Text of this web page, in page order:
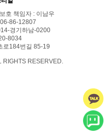
호 책임자 : 이남우
86-12807
경기하남-0200
8034
로184번길 85-19
RIGHTS RESERVED.